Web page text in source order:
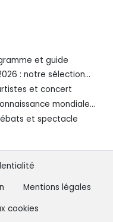
et guide
: notre sélection
et concert
mondiale
et spectacle
Mentions légales
cookies